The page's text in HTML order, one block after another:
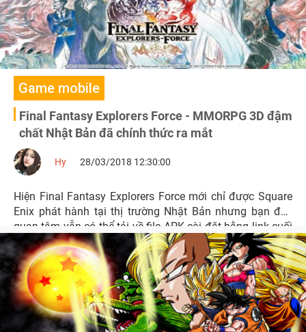
Game mobile
Final Fantasy Explorers Force - MMORPG 3D đậm
chất Nhật Bản đã chính thức ra mắt
Hy 28/03/2018 12:30:00
Hiện Final Fantasy Explorers Force mới chỉ được Square
Enix phát hành tại thị trường Nhật Bản nhưng bạn đọc
quan tâm vẫn có thể tải về file APK cài đặt bằng link cuối
bài.